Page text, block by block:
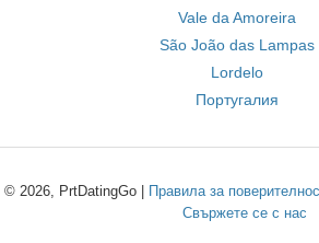
Vale da Amoreira
São João das Lampas
Lordelo
Португалия
© 2026, PrtDatingGo | Правила за
Свържете се с нас